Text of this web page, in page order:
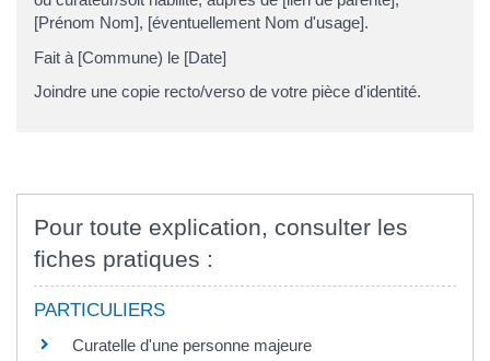
[Prénom Nom], [éventuellement Nom d'usage].
Fait à [Commune) le [Date]
Joindre une copie recto/verso de votre pièce d'identité.
Pour toute explication, consulter les
fiches pratiques :
PARTICULIERS
Curatelle d'une personne majeure